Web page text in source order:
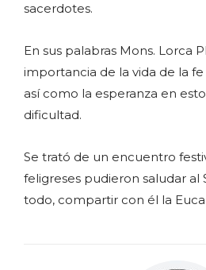
sacerdotes.
En sus palabras Mons. Lorca
importancia de la vida de la fe
así como la esperanza en
dificultad.
Se trató de un encuentro
feligreses pudieron saludar al
todo, compartir con él la